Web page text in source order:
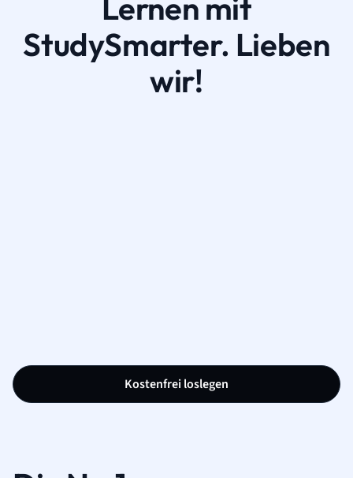
StudySmarter. Lieben
wir!
Kostenfrei loslegen